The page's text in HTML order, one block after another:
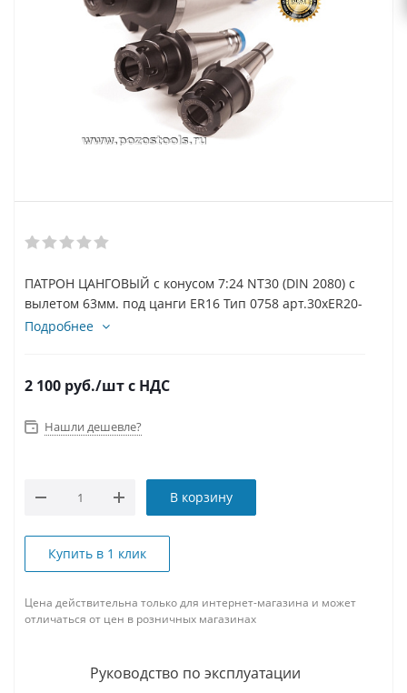
ПАТРОН ЦАНГОВЫЙ с конусом 7:24 NT30 (DIN 2080) с
вылетом 63мм. под цанги ER16 Тип 0758 арт.30xER20-
63
Подробнее
2 100 руб./штс НДС
Нашли дешевле?
В корзину
Купить в 1 клик
Цена действительна только для интернет-магазина и может
отличаться от цен в розничных магазинах
Руководство по эксплуатации